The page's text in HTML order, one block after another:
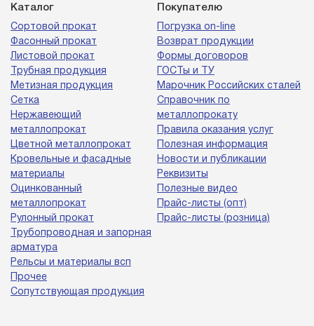
Каталог
Сортовой прокат
Фасонный прокат
Листовой прокат
Трубная продукция
Метизная продукция
Сетка
Нержавеющий
металлопрокат
Цветной металлопрокат
Кровельные и фасадные
материалы
Оцинкованный
металлопрокат
Рулонный прокат
Трубопроводная и запорная
арматура
Рельсы и материалы всп
Прочее
Сопутствующая продукция
Покупателю
Погрузка on-line
Возврат продукции
Формы договоров
ГОСТы и ТУ
Марочник Российских сталей
Справочник по
металлопрокату
Правила оказания услуг
Полезная информация
Новости и публикации
Реквизиты
Полезные видео
Прайс-листы (опт)
Прайс-листы (розница)